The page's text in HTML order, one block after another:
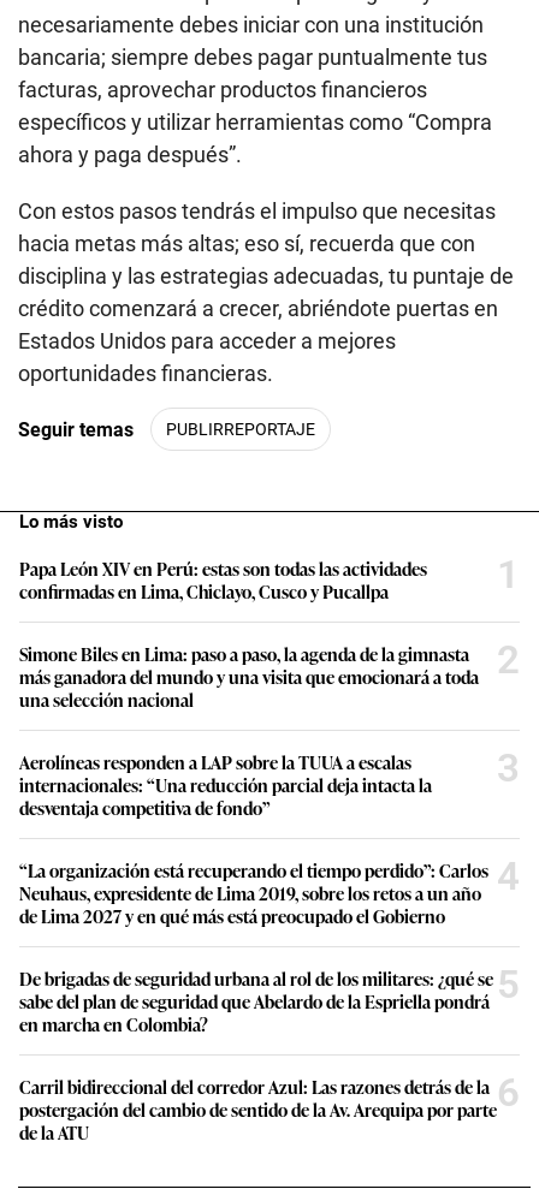
necesariamente debes iniciar con una institución
bancaria; siempre debes pagar puntualmente tus
facturas, aprovechar productos financieros
específicos y utilizar herramientas como “Compra
ahora y paga después”.
Con estos pasos tendrás el impulso que necesitas
hacia metas más altas; eso sí, recuerda que con
disciplina y las estrategias adecuadas, tu puntaje de
crédito comenzará a crecer, abriéndote puertas en
Estados Unidos para acceder a mejores
oportunidades financieras.
Seguir temas PUBLIRREPORTAJE
Lo más visto
Papa León XIV en Perú: estas son todas las actividades
confirmadas en Lima, Chiclayo, Cusco y Pucallpa
1
Simone Biles en Lima: paso a paso, la agenda de la gimnasta
más ganadora del mundo y una visita que emocionará a toda
una selección nacional
2
Aerolíneas responden a LAP sobre la TUUA a escalas
internacionales: “Una reducción parcial deja intacta la
desventaja competitiva de fondo”
3
“La organización está recuperando el tiempo perdido”: Carlos
Neuhaus, expresidente de Lima 2019, sobre los retos a un año
de Lima 2027 y en qué más está preocupado el Gobierno
4
De brigadas de seguridad urbana al rol de los militares: ¿qué se
sabe del plan de seguridad que Abelardo de la Espriella pondrá
en marcha en Colombia?
5
Carril bidireccional del corredor Azul: Las razones detrás de la
postergación del cambio de sentido de la Av. Arequipa por parte
de la ATU
6